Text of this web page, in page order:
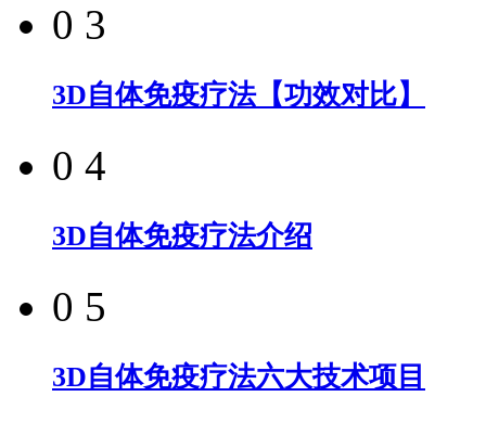
0 3
3D自体免疫疗法【功效对比】
0 4
3D自体免疫疗法介绍
0 5
3D自体免疫疗法六大技术项目